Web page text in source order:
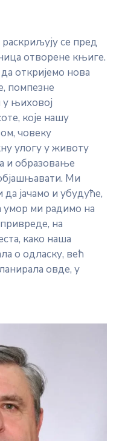
се пред
отворене књиге.
откријемо нова
помпезне
у њиховој
које нашу
човеку
улогу у животу
и образовање
Ми
јачамо и убудуће,
умор ми радимо на
на
како наша
о одласку, већ
овде, у